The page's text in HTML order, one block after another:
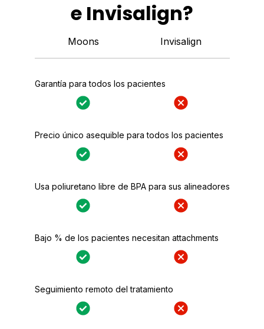
e Invisalign?
Moons Invisalign
Garantía para todos los pacientes
Precio único asequible para todos los pacientes
Usa poliuretano libre de BPA para sus alineadores
Bajo % de los pacientes necesitan attachments
Seguimiento remoto del tratamiento